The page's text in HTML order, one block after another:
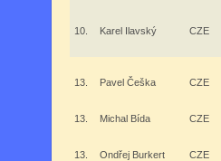
10. Karel Ilavský CZE
13. Pavel Češka CZE
13. Michal Bída CZE
13. Ondřej Burkert CZE